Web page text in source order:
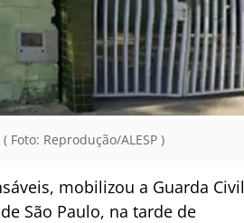
Reprodução/ALESP )
mobilizou a Guarda Civil
São Paulo, na tarde de